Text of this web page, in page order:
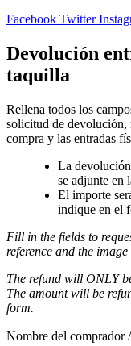
Facebook Twitter
Devolución
taquilla
Rellena todos los
solicitud de devolución,
compra y las entradas
La
se adjunte en
El importe
indique en el
Fill in the fields to
reference and the
The refund will ONLY
The amount will be
form.
Nombre del comprador